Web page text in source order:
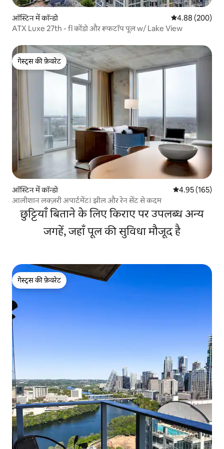
ऑस्टिन में कॉन्डो औसत रेटिंग 5 में से
4.88 (200)
ATX Luxe 27th - fl कोंडो और रूफटॉप पूल w/ Lake View
गेस्ट्स की फ़ेवरेट
गेस्ट्स की फ़ेवरेट
ऑस्टिन में कॉन्डो औसत रेटिंग 5 में से
4.95 (165)
आलीशान लक्ज़री अपार्टमेंट। झील और रेन सेंट से कदम
छुट्टियाँ बिताने के लिए किराए पर उपलब्ध अन्य
जगहें, जहाँ पूल की सुविधा मौजूद है
गेस्ट्स की फ़ेवरेट
गेस्ट्स की फ़ेवरेट